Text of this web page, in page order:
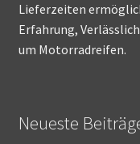
Lieferzeiten
Erfahrung,
um Motorradreifen.
Neueste